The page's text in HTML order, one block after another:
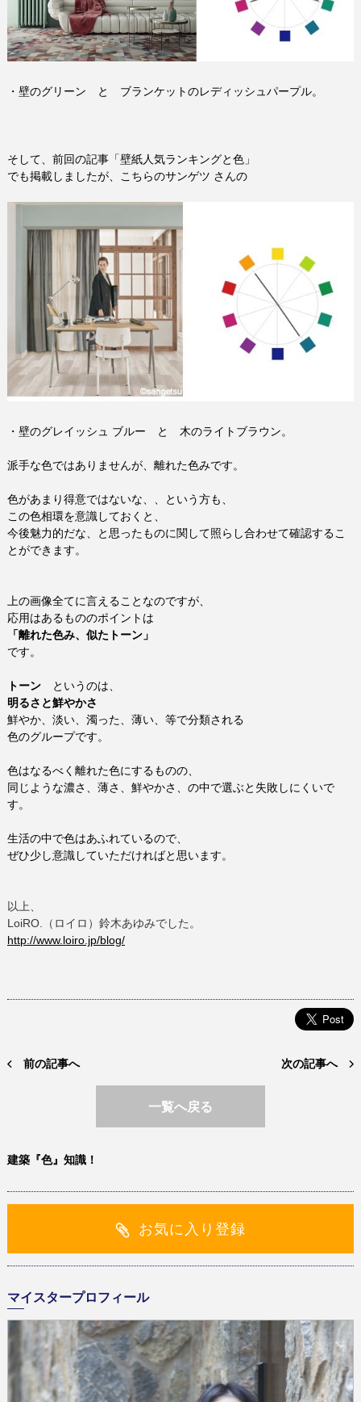
・壁のグリーン と ブランケットのレディッシュパープル。
そして、前回の記事「壁紙人気ランキングと色」
でも掲載しましたが、こちらのサンゲツ さんの
・壁のグレイッシュ ブルー と 木のライトブラウン。
派手な色ではありませんが、離れた色みです。
色があまり得意ではないな、、という方も、
この色相環を意識しておくと、
今後魅力的だな、と思ったものに関して照らし合わせて確認するこ
とができます。
上の画像全てに言えることなのですが、
応用はあるもののポイントは
「離れた色み、似たトーン」
です。
トーン
というのは、
明るさと鮮やかさ
鮮やか、淡い、濁った、薄い、等で分類される
色のグループです。
色はなるべく離れた色にするものの、
同じような濃さ、薄さ、鮮やかさ、の中で選ぶと失敗しにくいで
す。
生活の中で色はあふれているので、
ぜひ少し意識していただければと思います。
以上、
LoiRO.
（ロイロ）鈴木あゆみでした。
http://www.loiro.jp/blog/
前の記事へ 次の記事へ
一覧へ戻る
建築『色』知識！
お気に入り登録
マイスタープロフィール